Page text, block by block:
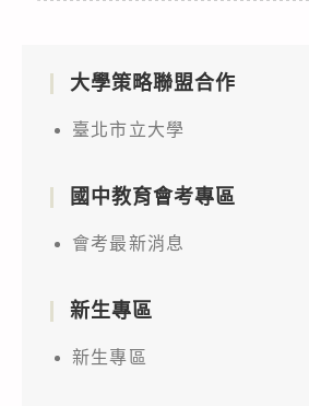
大學策略聯盟合作
臺北市立大學
國中教育會考專區
會考最新消息
新生專區
新生專區